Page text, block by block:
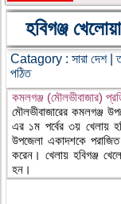
হবিগঞ্জ
Catagory : সারা দেশ|
পঠিত
কমলগঞ্জ (মৌলভীবাজার)
মৌলভীবাজারের কমলগঞ্জ
এর ১ম পর্বের ৩য় খেলায়
উপজেলা একাদশকে
করেন। খেলায় হবিগঞ্জ
হন।